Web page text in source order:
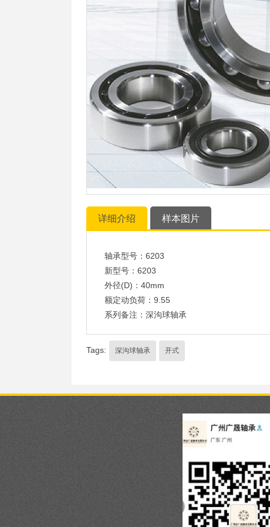
详细介绍 样本图片
轴承型号：6203
新型号：6203
外径(D)：40mm
额定动负荷：9.55
系列备注：深沟球轴承
Tags: 深沟球轴承 开式